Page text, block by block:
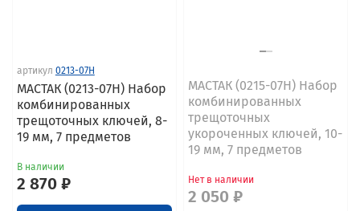
артикул 0213-07H
МАСТАК (0213-07H) Набор
комбинированных
трещоточных ключей, 8-
19 мм, 7 предметов
В наличии
2 870 ₽
МАСТАК (0215-07H) Набор
комбинированных
трещоточных
укороченных ключей, 10-
19 мм, 7 предметов
Нет в наличии
2 050 ₽